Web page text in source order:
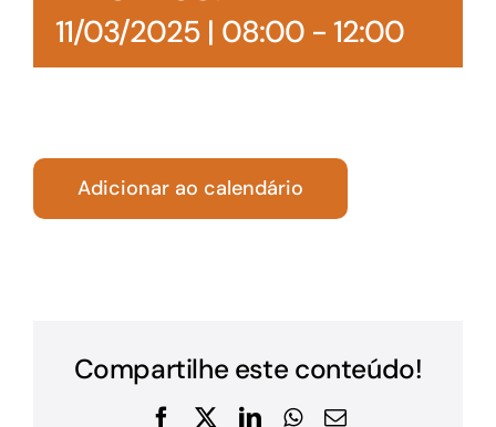
11/03/2025 | 08:00- 12:00
Adicionar ao calendário
Compartilhe este conteúdo!
Facebook
X LinkedInWhatsApp
E-